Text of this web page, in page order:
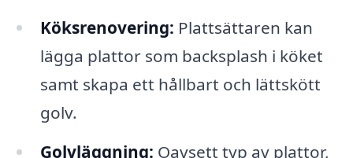
Köksrenovering: Plattsättaren kan
lägga plattor som backsplash i köket
samt skapa ett hållbart och lättskött
golv.
Golvläggning: Oavsett typ av plattor,